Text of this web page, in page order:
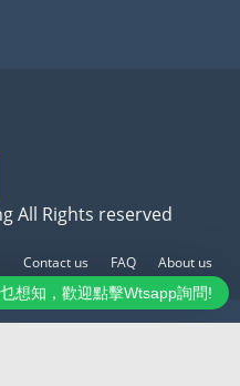
想知，歡迎點擊Wtsapp詢問!
All Rights reserved
Contact us FAQ About us